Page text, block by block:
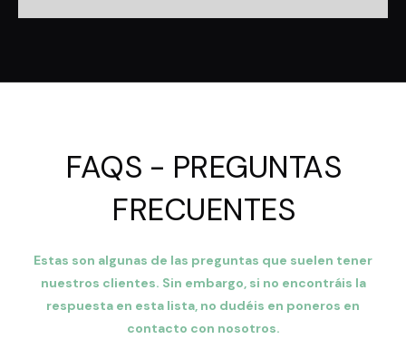
FAQS - PREGUNTAS
FRECUENTES
Estas son algunas de las preguntas que suelen tener
nuestros clientes. Sin embargo, si no encontráis la
respuesta en esta lista, no dudéis en poneros en
contacto con nosotros.